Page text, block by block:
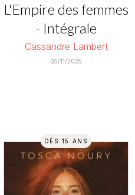
L'Empire des femmes
- Intégrale
Cassandre Lambert
05/11/2025
DÈS 15 ANS